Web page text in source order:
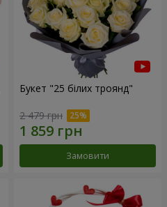
Букет "25 білих троянд"
2 479 грн
Замовити